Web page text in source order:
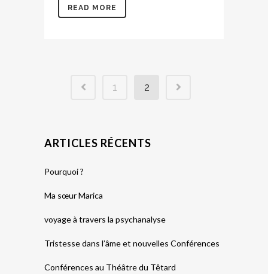
READ MORE
1 2
ARTICLES RÉCENTS
Pourquoi ?
Ma sœur Marica
voyage à travers la psychanalyse
Tristesse dans l’âme et nouvelles Conférences
Conférences au Théâtre du Têtard